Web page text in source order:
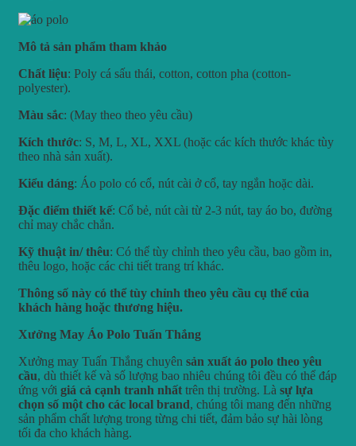
Mô tả sản phẩm tham khảo
Chất liệu: Poly cá sấu thái, cotton, cotton pha (cotton-
polyester).
Màu sắc: (May theo theo yêu cầu)
Kích thước: S, M, L, XL, XXL (hoặc các kích thước khác tùy
theo nhà sản xuất).
Kiểu dáng: Áo polo có cổ, nút cài ở cổ, tay ngắn hoặc dài.
Đặc điểm thiết kế: Cổ bẻ, nút cài từ 2-3 nút, tay áo bo, đường
chỉ may chắc chắn.
Kỹ thuật in/ thêu: Có thể tùy chỉnh theo yêu cầu, bao gồm in,
thêu logo, hoặc các chi tiết trang trí khác.
Thông số này có thể tùy chỉnh theo yêu cầu cụ thể của
khách hàng hoặc thương hiệu.
Xưởng May Áo Polo Tuấn Thắng
Xưởng may Tuấn Thắng chuyên sản xuất áo polo theo yêu
cầu, dù thiết kế và số lượng bao nhiêu chúng tôi đều có thể đáp
ứng với giá cả cạnh tranh nhất trên thị trường. Là sự lựa
chọn số một cho các local brand, chúng tôi mang đến những
sản phẩm chất lượng trong từng chi tiết, đảm bảo sự hài lòng
tối đa cho khách hàng.